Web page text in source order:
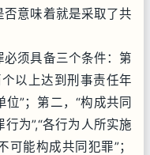
意味着就是采取了共
须具备三个条件：第
以上达到刑事责任年
”；第二，“构成共同
为”,“各行为人所实施
能构成共同犯罪”；